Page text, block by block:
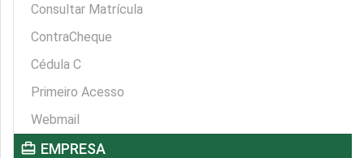
Consultar Matrícula
ContraCheque
Cédula C
Primeiro Acesso
Webmail
card_travel EMPRESA